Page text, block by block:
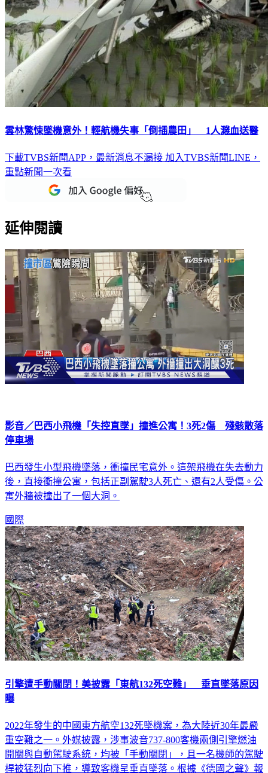
下載TVBS新聞APP，最新消息不漏接
重點新聞一次看
影音／巴西小飛機「失控直墜」撞進公寓！3死2傷 殘骸散落
巴西發生小型飛機墜落，衝撞民宅意外。這架飛機在失去動力
後，直接衝撞公寓，包括正副駕駛3人死亡、還有2人受傷。公
國際
引擎遭手動關閉！美披露「東航132死空難」 垂直墜落原因
2022年發生的中國東方航空132死墜機案，為大陸近30年最嚴
重空難之一。外媒披露，涉事波音737-800客機兩側引擎燃油
開關與自動駕駛系統，均被「手動關閉」，且一名機師的駕駛